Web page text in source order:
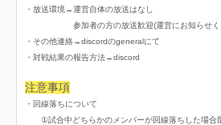
・放送環境→運営自体の放送はなし
参加者の方の放送歓迎(運営にお知らせく
・その他連絡→discordのgeneralにて
・対戦結果の報告方法→discord
注意事項
・回線落ちについて
①試合中どちらかのメンバーが回線落ちした場合